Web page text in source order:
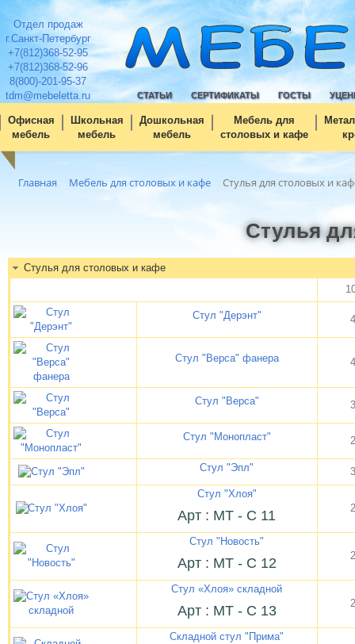
Отдел продаж
г.Санкт-Петербург
+7(812)368-52-95
+7(812)368-52-96
8(800)-201-95-37
tdm@mebeletta.ru
СТАТЬИ СЕРТИФИКАТЫ ГОСТЫ
Офисная
мебель
Школьная
мебель
Дошкольная
мебель
Мебель для
столовых и кафе
Главная Мебель для столовых и кафе Стулья для столовых и
Стулья
Стулья для столовых и кафе
Стул "Дерэнт"
Стул "Верса" фанера
Стул "Верса"
Стул "Монопласт"
Стул "Эпл"
Стул "Хлоя"
Арт : МТ - С 11
Стул "Новость"
Арт : МТ - С 12
Стул «Хлоя» складной
Арт : МТ - С 13
Складной стул "Прима"